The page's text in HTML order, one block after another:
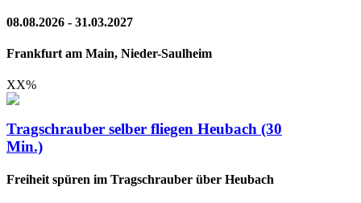
08.08.2026 - 31.03.2027
Frankfurt am Main, Nieder-Saulheim
XX%
Tragschrauber selber fliegen Heubach (30
Min.)
Freiheit spüren im Tragschrauber über Heubach